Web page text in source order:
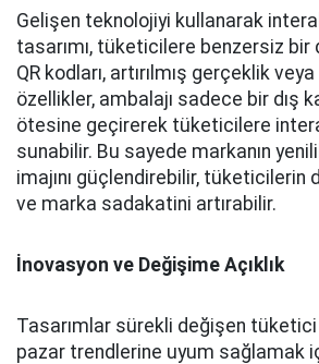
Gelişen teknolojiyi kullanarak
tasarımı, tüketicilere benzersiz bir
QR kodları, artırılmış gerçeklik
özellikler, ambalajı sadece bir dış
ötesine geçirerek tüketicilere
sunabilir. Bu sayede markanın
imajını güçlendirebilir, tüketicilerin
ve marka sadakatini artırabilir.
İnovasyon ve Değişime Açıklık
Tasarımlar sürekli değişen
pazar trendlerine uyum sağlamak